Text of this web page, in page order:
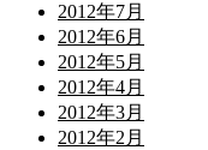
2012年7月
2012年6月
2012年5月
2012年4月
2012年3月
2012年2月